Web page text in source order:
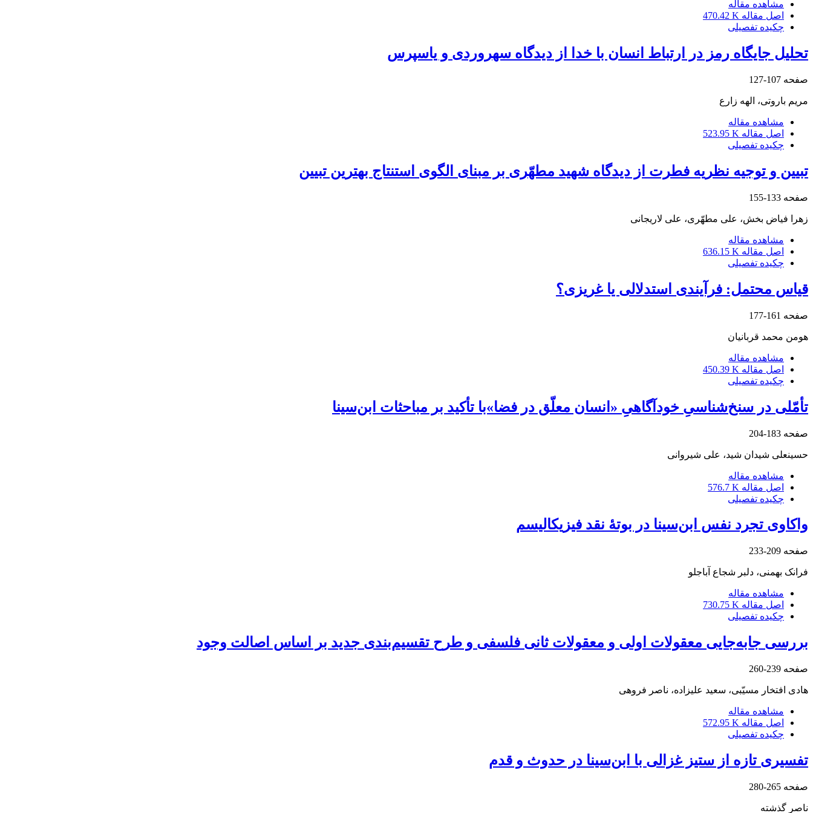
مشاهده مقاله
اصل مقاله 470.42 K
چکیده تفصیلی
تحلیل جایگاه رمز در ارتباط انسان با خدا از دیدگاه سهروردی و یاسپرس‏
صفحه 107-127
مریم باروتی، الهه زارع
مشاهده مقاله
اصل مقاله 523.95 K
چکیده تفصیلی
تبیین و توجیه نظریه فطرت از دیدگاه شهید مطهّری بر مبنای الگوی استنتاج بهترین تبیین‏
صفحه 133-155
زهرا فیاض بخش، علی مطهّری، علی لاریجانی
مشاهده مقاله
اصل مقاله 636.15 K
چکیده تفصیلی
قیاس محتمل: فرآیندی استدلالی یا غریزی؟‏
صفحه 161-177
هومن محمد قربانیان
مشاهده مقاله
اصل مقاله 450.39 K
چکیده تفصیلی
تأمّلی در سنخ‌شناسیِ خودآگاهیِ «انسان معلّق در فضا»با تأکید بر مباحثات ابن‌سینا‏
صفحه 183-204
حسینعلی شیدان شید، علی شیروانی
مشاهده مقاله
اصل مقاله 576.7 K
چکیده تفصیلی
واکاوی تجرد نفس ابن‌سینا در بوتۀ نقد فیزیکالیسم‏
صفحه 209-233
فرانک بهمنی، دلبر شجاع آباجلو
مشاهده مقاله
اصل مقاله 730.75 K
چکیده تفصیلی
بررسی جابه‌جایی معقولات اولی و معقولات ثانی فلسفی و طرح تقسیم‌بندی جدید بر اساس اصالت وجود‏
صفحه 239-260
هادی افتخار مسیّبی، سعید علیزاده، ناصر فروهی
مشاهده مقاله
اصل مقاله 572.95 K
چکیده تفصیلی
تفسیری تازه از ستیز غزالی با ابن‌سینا در حدوث و قدم‏
صفحه 265-280
ناصر گذشته